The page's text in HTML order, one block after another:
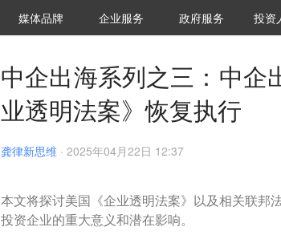
媒体品牌 36Kr研究院
企业服务 城市之窗
政府服务 VClub
投资机
投资
中企出海系列之三：中企
业透明法案》恢复执行
龚律新思维 · 2025年04月22日 12:37
本文将探讨美国《企业透明法案》以及相关联邦
投资企业的重大意义和潜在影响。